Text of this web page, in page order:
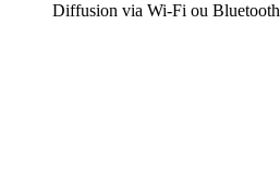
Diffusion via Wi-Fi ou Bluetooth